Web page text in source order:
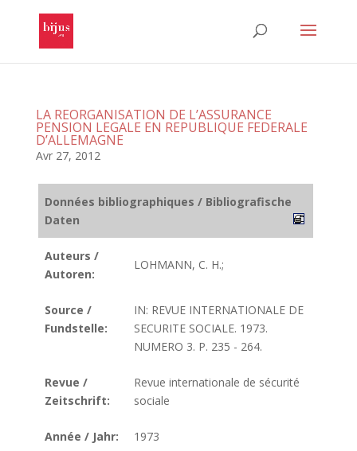
LA REORGANISATION DE L’ASSURANCE
PENSION LEGALE EN REPUBLIQUE FEDERALE
D’ALLEMAGNE
Avr 27, 2012
Données bibliographiques / Bibliografische
Daten
Auteurs /
Autoren:
LOHMANN, C. H.;
Source /
Fundstelle:
IN: REVUE INTERNATIONALE DE
SECURITE SOCIALE. 1973.
NUMERO 3. P. 235 - 264.
Revue /
Zeitschrift:
Revue internationale de sécurité
sociale
Année / Jahr: 1973